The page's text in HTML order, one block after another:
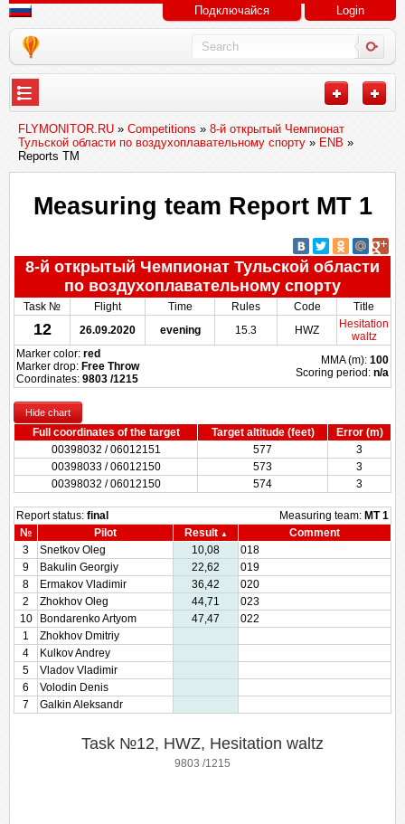
Подключайся Login
FLYMONITOR.RU » Competitions » 8-й открытый Чемпионат
Тульской области по воздухоплавательному спорту » ENB »
Reports TM
Measuring team Report MT 1
8-й открытый Чемпионат Тульской области
по воздухоплавательному спорту
Task № Flight Time Rules Code Title
12 26.09.2020 evening 15.3 HWZ
Hesitation
waltz
Marker color: red
Marker drop: Free Throw
Coordinates: 9803 /1215
MMA (m): 100
Scoring period: n/a
Hide chart
Full coordinates of the target Target altitude (feet)
Error (m)
00398032 / 06012151
577
3
00398033 / 06012150
573
3
00398032 / 06012150
574 3
Report status: final Measuring team: MT 1
№
Pilot Result
Comment
3
Snetkov Oleg 10,08
018
9
Bakulin Georgiy 22,62
019
8
Ermakov Vladimir 36,42
020
2
Zhokhov Oleg 44,71
023
10
Bondarenko Artyom 47,47
022
1
Zhokhov Dmitriy
4
Kulkov Andrey
5
Vladov Vladimir
6
Volodin Denis
7
Galkin Aleksandr
Task №12, HWZ, Hesitation waltz
9803 /1215